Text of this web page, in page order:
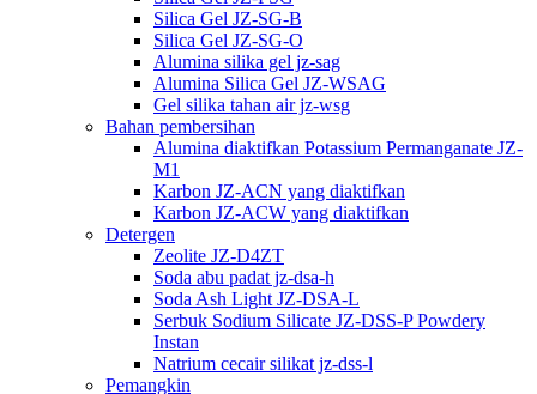
Silica Gel JZ-SG-B
Silica Gel JZ-SG-O
Alumina silika gel jz-sag
Alumina Silica Gel JZ-WSAG
Gel silika tahan air jz-wsg
Bahan pembersihan
Alumina diaktifkan Potassium Permanganate JZ-
M1
Karbon JZ-ACN yang diaktifkan
Karbon JZ-ACW yang diaktifkan
Detergen
Zeolite JZ-D4ZT
Soda abu padat jz-dsa-h
Soda Ash Light JZ-DSA-L
Serbuk Sodium Silicate JZ-DSS-P Powdery
Instan
Natrium cecair silikat jz-dss-l
Pemangkin